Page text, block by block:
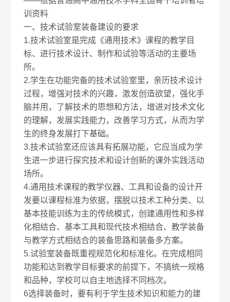
训资料
一、技术试验室装备建设的要求
1.技术试验室是完成《通用技术》课程的教学目
标、进行技术设计、制作和试验等活动的主要场
所。
2.学生在功能完备的技术试验室里，亲历技术设计
过程，增强对技术的兴趣，激发创造欲望，强化手
脑并用，了解技术的思想和方法，增进对技术文化
的理解，发展实践能力，改善学习方式，从而为学
生的终身发展打下基础。
3.技术试验室还应该具有拓展功能，它应当成为学
生进一步进行探究技术和设计创新的课外实践活动
场所。
4.通用技术课程的教学仪器、工具和设备的设计开
发要以课程标准为依据，摆脱以技术工种分类、以
基本技能训练为主的传统模式，创建通用性和多样
化相结合、基本工具和现代技术相结合、教学装备
与教学方式相结合的装备思路和装备多方案。
5.试验室装备既重视规范化和标准化。在完成相同
功能和达到教学目标要求的前提下，不搞统一规格
和品种，学校可以自主地选择不同档次。
6选择装备时，要有利于学生技术知识和能力的建